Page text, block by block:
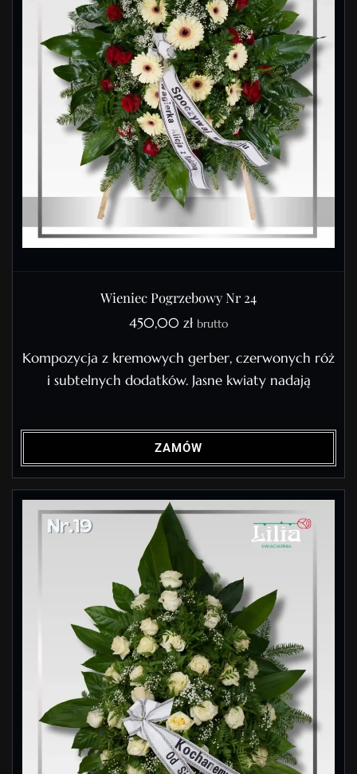
Wieniec Pogrzebowy Nr 24
450,00 zł brutto
Kompozycja z kremowych gerber, czerwonych róż
i subtelnych dodatków. Jasne kwiaty nadają
ZAMÓW